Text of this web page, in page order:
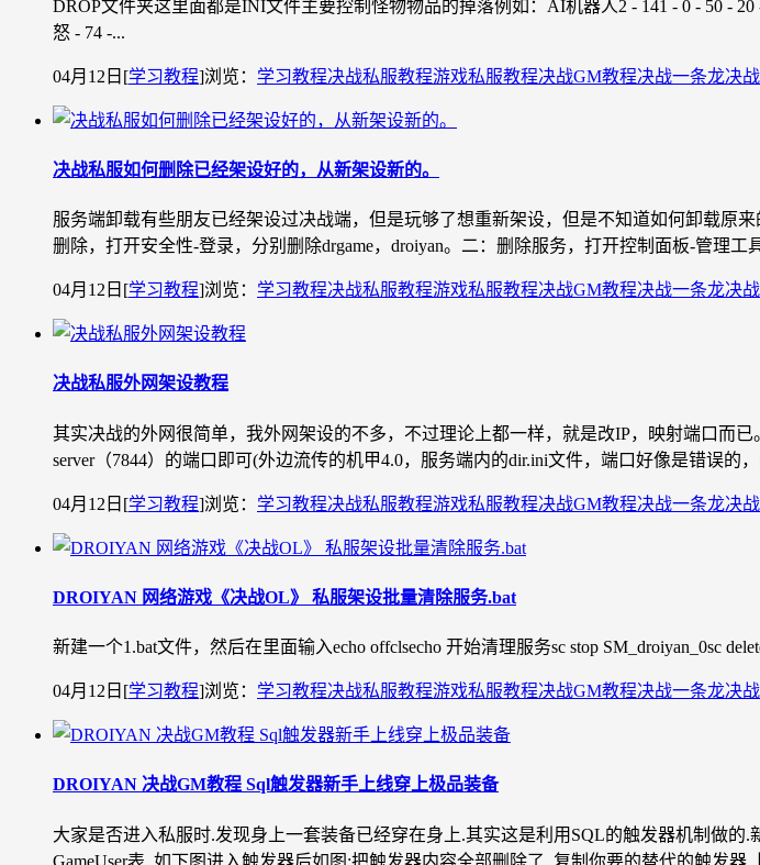
DROP文件夹这里面都是INI文件主要控制怪物物品的掉落例如：AI机器人2 - 141 - 0 - 50 - 20
怒 - 74 -...
04月12日 [学习教程]浏览： 学习教程决战私服教程游戏私服教程决战GM教程决战一条龙决
决战私服如何删除已经架设好的，从新架设新的。
服务端卸载有些朋友已经架设过决战端，但是玩够了想重新架设，但是不知道如何卸载原
删除，打开安全性-登录，分别删除drgame，droiyan。二：删除服务，打开控制面板-管理工
04月12日 [学习教程]浏览： 学习教程决战私服教程游戏私服教程决战GM教程决战一条龙决
决战私服外网架设教程
其实决战的外网很简单，我外网架设的不多，不过理论上都一样，就是改IP，映射端口而
server（7844）的端口即可(外边流传的机甲4.0，服务端内的dir.ini文件，端口好像是错误的
04月12日 [学习教程]浏览： 学习教程决战私服教程游戏私服教程决战GM教程决战一条龙决
DROIYAN 网络游戏《决战OL》 私服架设批量清除服务.bat
新建一个1.bat文件，然后在里面输入echo offclsecho 开始清理服务sc stop SM_droiyan_0sc
04月12日 [学习教程]浏览： 学习教程决战私服教程游戏私服教程决战GM教程决战一条龙决
DROIYAN 决战GM教程 Sql触发器新手上线穿上极品装备
大家是否进入私服时.发现身上一套装备已经穿在身上.其实这是利用SQL的触发器机制做
GameUser表. 如下图进入触发器后如图:把触发器内容全部删除了. 复制你要的替代的触发器.